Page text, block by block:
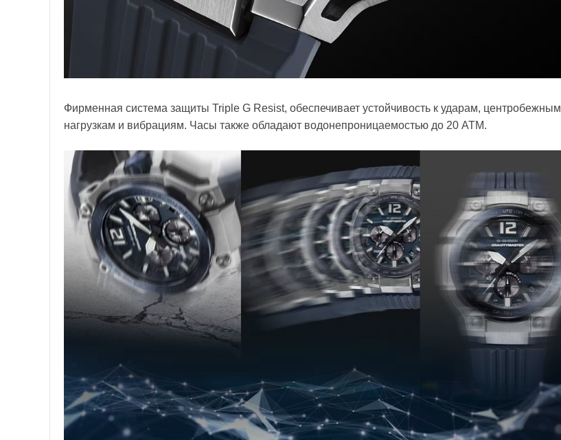
Фирменная система защиты Triple G Resist, обеспечивает устойчивость к ударам, центробежным
нагрузкам и вибрациям. Часы также обладают водонепроницаемостью до 20 ATM.